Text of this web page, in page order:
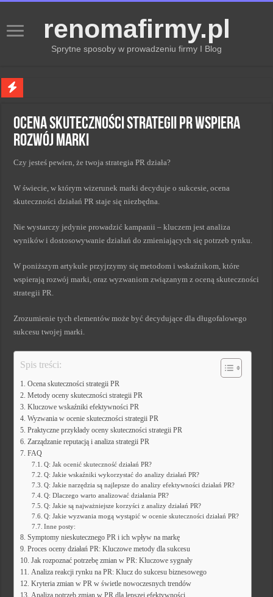
renomafirmy.pl
Sprytne sposoby w prowadzeniu firmy I Blog
Kiedy zmieniać strategię PR dla lepszych wyników
Monitorowanie wizerunku w sieci kluczem do sukcesu
Kryzys a zmiana strategii PR w skutecznym zarządzaniu
Adaptacja strategii PR kluczem do sukcesu w zmianach
Ocena skuteczności strategii PR wspiera
rozwój marki
Czy jesteś pewien, że twoja strategia PR działa?
W świecie, w którym wizerunek marki decyduje o sukcesie, ocena
skuteczności działań PR staje się niezbędna.
Nie wystarczy jedynie prowadzić kampanii – kluczem jest analiza
wyników i dostosowywanie działań do zmieniających się potrzeb rynku.
W poniższym artykule przyjrzymy się metodom i wskaźnikom, które
wspierają rozwój marki, oraz wyzwaniom związanym z oceną skuteczności
strategii PR.
Zrozumienie tych elementów może być decydujące dla długofalowego
sukcesu twojej marki.
Spis treści:
Ocena skuteczności strategii PR
Metody oceny skuteczności strategii PR
Kluczowe wskaźniki efektywności PR
Wyzwania w ocenie skuteczności strategii PR
Praktyczne przykłady oceny skuteczności strategii PR
Zarządzanie reputacją i analiza strategii PR
FAQ
Q: Jak ocenić skuteczność działań PR?
Q: Jakie wskaźniki wykorzystać do analizy działań PR?
Q: Jakie narzędzia są najlepsze do analizy efektywności działań PR?
Q: Dlaczego warto analizować działania PR?
Q: Jakie są najważniejsze korzyści z analizy działań PR?
Q: Jakie wyzwania mogą wystąpić w ocenie skuteczności działań PR?
Inne posty:
Symptomy nieskutecznego PR i ich wpływ na markę
Proces oceny działań PR: Kluczowe metody dla sukcesu
Jak rozpoznać potrzebę zmian w PR: Kluczowe sygnały
Analiza reakcji rynku na PR: Klucz do sukcesu biznesowego
Kryteria zmian w PR w świetle nowoczesnych trendów